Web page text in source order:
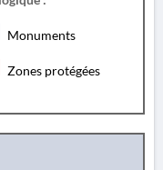
Monuments
Zones protégées